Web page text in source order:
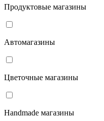
Продуктовые магазины
Автомагазины
Цветочные магазины
Handmade магазины